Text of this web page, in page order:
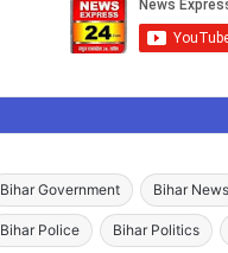
Bihar Government Bihar News
Bihar Police Bihar Politics